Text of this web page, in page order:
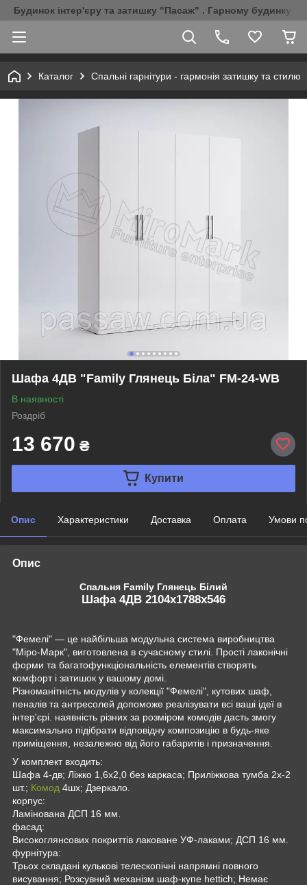
Будинок інтер'єру та затишку "Пасаж" . Гарному будинку-
Каталог Спальні гарнітури - гармонія затишку та стилю
Шафа 4ДВ "Family Глянець Біла" FM-24-WB
В наявності
Роздріб
13 670 ₴
Купити
Опис Характеристики Доставка Оплата Умови
Опис
Спальня Family Глянець Білий
Шафа 4ДВ 2104x1788x546
"Фемелі" — це найбільша модульна система виробництва
"Міро-Марк", виготовлена в сучасному стилі. Прості лаконічні
форми та багатофункціональність елементів створять
комфорт і затишок у вашому домі.
Різноманітність модулів у колекції "Фемелі", кутових шаф,
пеналів та антресолей допоможе реалізувати всі ваші ідеї в
інтер'єрі. наявність різних за розміром комодів дасть змогу
максимально підібрати відповідну композицію в будь-яке
приміщення, незалежно від його габаритів і призначення.
У комплект входить:
Шафа 4-дв; Ліжко 1,6х2,0 без каркаса; Приліжкова тумба 2х-2
шт.; Комод 4шх; Дзеркало.
корпус:
Ламінована ДСП 16 мм.
фасад:
Високоглянсових покриттів лаковане УФ-лаками; ДСП 16 мм.
фурнітура:
Трьох складані кулькові телескопічні напрямні повного
висування; Розсувний механізм шаф-купе hettich; Немає